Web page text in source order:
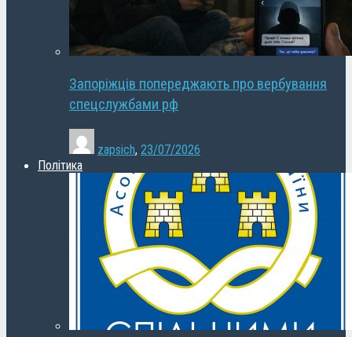
Запоріжців попереджають про вербування
спецслужбами рф
zapsich, 23/07/2026
Політика